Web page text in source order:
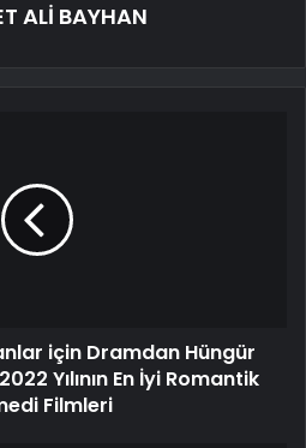
ALİ BAYHAN
için Dramdan Hüngür
Yılının En İyi Romantik
Filmleri